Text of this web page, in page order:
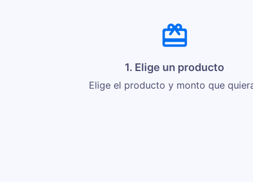
1. Elige un producto
Elige el producto y monto que